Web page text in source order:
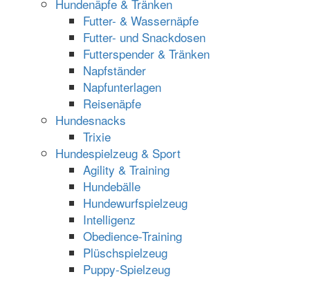
Hundenäpfe & Tränken
Futter- & Wassernäpfe
Futter- und Snackdosen
Futterspender & Tränken
Napfständer
Napfunterlagen
Reisenäpfe
Hundesnacks
Trixie
Hundespielzeug & Sport
Agility & Training
Hundebälle
Hundewurfspielzeug
Intelligenz
Obedience-Training
Plüschspielzeug
Puppy-Spielzeug